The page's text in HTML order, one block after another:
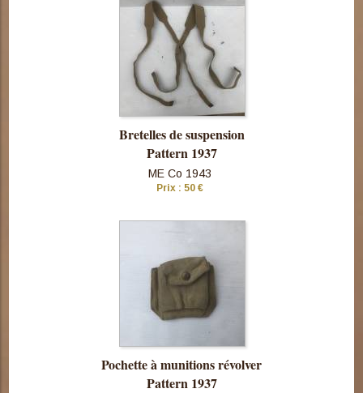
cette pièce
Bretelles de suspension
Pattern 1937
ME Co 1943
Prix : 50 €
Pochette à munitions révolver
Pattern 1937